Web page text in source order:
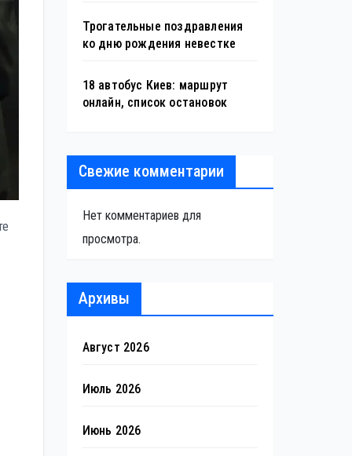
Трогательные поздравления
ко дню рождения невестке
18 автобус Киев: маршрут
онлайн, список остановок
Свежие комментарии
Нет комментариев для
просмотра.
Архивы
Август 2026
Июль 2026
Июнь 2026